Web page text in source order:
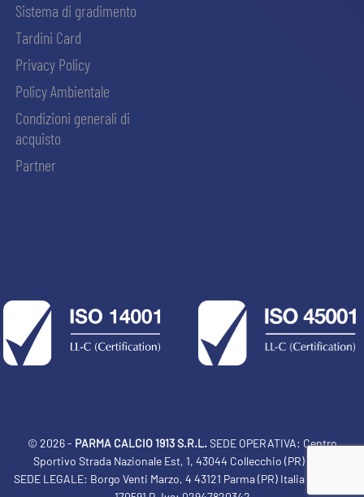
Sistema di gradimento
Tardini Card
Privacy Policy
Policy Ambientale
Condizioni generali di
acquisto
Partner
© 2026 - PARMA CALCIO 1913 S.R.L.SEDE OPERATIVA: Centro
Sportivo Strada Nazionale Est, 1, 43044 Collecchio (PR) Italia
SEDE LEGALE: Borgo Venti Marzo, 4 43121 Parma (PR) Italia Tel: 0521
ACCETTA E SALVA